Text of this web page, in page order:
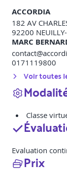
ACCORDIA
182 AV
92200
MARC
0171119800
Voir toutes
Classe
Evaluation
Prix